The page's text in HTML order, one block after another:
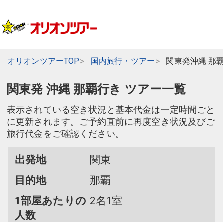
オリオンツアーTOP 国内旅行・ツアー 関東発沖縄 那
関東発 沖縄 那覇行き ツアー一覧
表示されている空き状況と基本代金は一定時間ごと
に更新されます。ご予約直前に再度空き状況及びご
旅行代金をご確認ください。
出発地
関東
目的地
那覇
1部屋あたりの
人数
2名1室